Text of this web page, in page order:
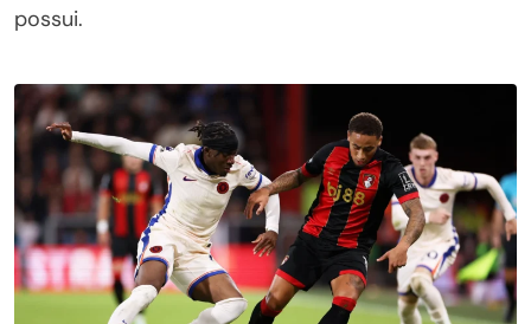
possui.